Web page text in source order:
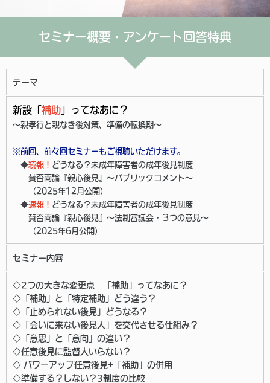
セミナー概要・アンケート回答特典
テーマ
新設「 補助 」ってなあに？
～親孝行と親なき後対策、準備の転換期～
※前回、前々回セミナーもご視聴いただけます。
◆続報！ どうなる？未成年障害者の成年後見制度
賛否両論『親心後見』～パブリックコメント～
（2025年12月公開）
◆速報！ どうなる？未成年障害者の成年後見制度
賛否両論『親心後見』～法制審議会・３つの意見～
（2025年6月公開）
セミナー内容
◇2つの大きな変更点 「補助」ってなあに？
◇「補助」と「特定補助」どう違う？
◇「止められない後見」どうなる？
◇「会いに来ない後見人」を交代させる仕組み？
◇「意思」と「意向」の違い？
◇任意後見に監督人いらない？
◇ パワーアップ任意後見+「補助」の併用
◇準備する？しない？3制度の比較